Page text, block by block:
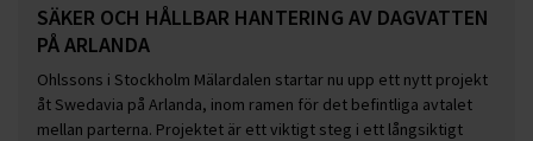
SÄKER OCH HÅLLBAR HANTERING AV DAGVATTEN
PÅ ARLANDA
Ohlssons i Stockholm Mälardalen startar nu upp ett nytt projekt
åt Swedavia på Arlanda, inom ramen för det befintliga avtalet
mellan parterna. Projektet är ett viktigt steg i ett långsiktigt